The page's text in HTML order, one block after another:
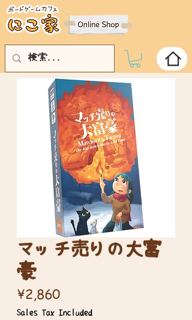
マッチ売りの大富
豪
¥2,860Price
Sales Tax Included